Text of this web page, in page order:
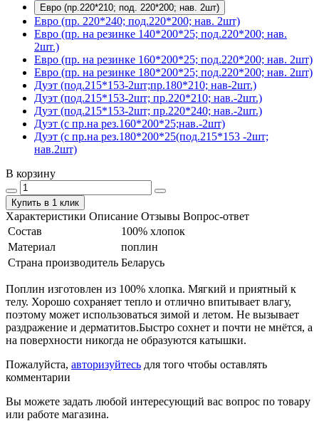
Евро (пр.220*210; под. 220*200; нав. 2шт)
Евро (пр. 220*240; под.220*200; нав. 2шт)
Евро (пр. на резинке 140*200*25; под.220*200; нав.
2шт.)
Евро (пр. на резинке 160*200*25; под.220*200; нав. 2шт)
Евро (пр. на резинке 180*200*25; под.220*200; нав. 2шт)
Дуэт (под.215*153-2шт;пр.180*210; нав-2шт.)
Дуэт (под.215*153-2шт; пр.220*210; нав.-2шт.)
Дуэт (под.215*153-2шт; пр.220*240; нав.-2шт.)
Дуэт (с пр.на рез.160*200*25;нав.-2шт)
Дуэт (с пр.на рез.180*200*25(под.215*153 -2шт;
нав.2шт)
В корзину
Купить в 1 клик
Характеристики Описание Отзывы Вопрос-ответ
Состав
100% хлопок
Материал
поплин
Страна производитель Беларусь
Поплин изготовлен из 100% хлопка. Мягкий и приятный к
телу. Хорошо сохраняет тепло и отлично впитывает влагу,
поэтому может использоваться зимой и летом. Не вызывает
раздражение и дерматитов.Быстро сохнет и почти не мнётся, а
на поверхности никогда не образуются катышки.
Пожалуйста, авторизуйтесь для того чтобы оставлять
комментарии
Вы можете задать любой интересующий вас вопрос по товару
или работе магазина.